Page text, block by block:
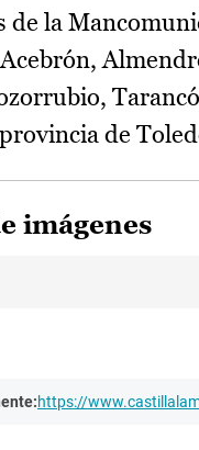
de la
de
imágenes
https://